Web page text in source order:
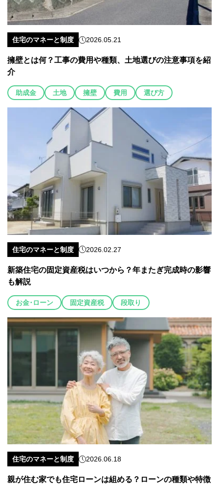
住宅のマネーと制度 2026.05.21
擁壁とは何？工事の費用や種類、土地選びの注意事項を紹
介
助成金 土地 擁壁 費用 選び方
住宅のマネーと制度 2026.02.27
新築住宅の固定資産税はいつから？年またぎ完成時の影響
も解説
お金･ローン 固定資産税 段取り
住宅のマネーと制度 2026.06.18
親が住む家でも住宅ローンは組める？ローンの種類や特徴